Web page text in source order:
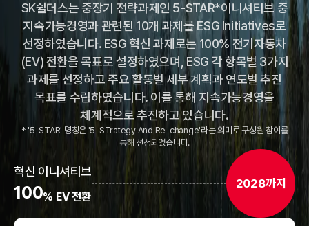
SK쉴더스는 중장기 전략과제인 5-STAR*이니셔티브 중
지속가능경영과 관련된 10개 과제를 ESG Initiatives로
선정하였습니다. ESG 혁신 과제로는 100% 전기자동차
(EV) 전환을 목표로 설정하였으며, ESG 각 항목별 3가지
과제를 선정하고주요 활동별 세부 계획과 연도별 추진
목표를 수립하였습니다. 이를 통해 지속가능경영을
체계적으로 추진하고 있습니다.
* '5-STAR' 명칭은 '5-STrategy And Re-change'라는 의미로 구성원 참여를
통해 선정되었습니다.
혁신 이니셔티브
100% EV 전환
2028까지